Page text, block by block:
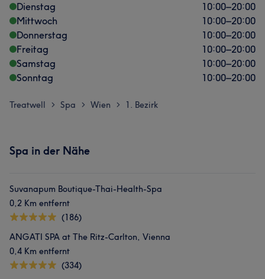
Dienstag
10:00–20:00
Mittwoch
10:00–20:00
Donnerstag
10:00–20:00
Freitag
10:00–20:00
Samstag
10:00–20:00
Sonntag
10:00–20:00
Treatwell > Spa > Wien > 1. Bezirk
Spa in der Nähe
Suvanapum Boutique-Thai-Health-Spa
0,2 Km entfernt
(186)
ANGATI SPA at The Ritz-Carlton, Vienna
0,4 Km entfernt
(334)